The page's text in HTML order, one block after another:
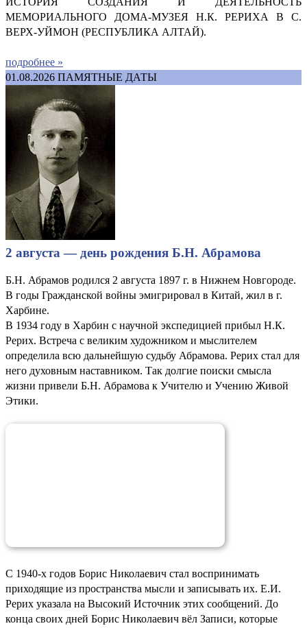
МЕМОРИАЛЬНОГО ДОМА-МУЗЕЯ Н.К. РЕРИХА В С.
ВЕРХ-УЙМОН (РЕСПУБЛИКА АЛТАЙ).
подробнее »
01.08.2026 ПАМЯТНЫЕ ДАТЫ
2 августа — день рождения Б.Н. Абрамова
Б.Н. Абрамов родился 2 августа 1897 г. в Нижнем Новгороде.
В годы Гражданской войны эмигрировал в Китай, жил в г.
Харбине.
В 1934 году в Харбин с научной экспедицией прибыл Н.К.
Рерих. Встреча с великим художником и мыслителем
определила всю дальнейшую судьбу Абрамова. Рерих стал для
него духовным наставником. Так долгие поиски смысла
жизни привели Б.Н. Абрамова к Учителю и Учению Живой
Этики.
С 1940-х годов Борис Николаевич стал воспринимать
приходящие из пространства мысли и записывать их. Е.И.
Рерих указала на Высокий Источник этих сообщений. До
конца своих дней Борис Николаевич вёл Записи, которые